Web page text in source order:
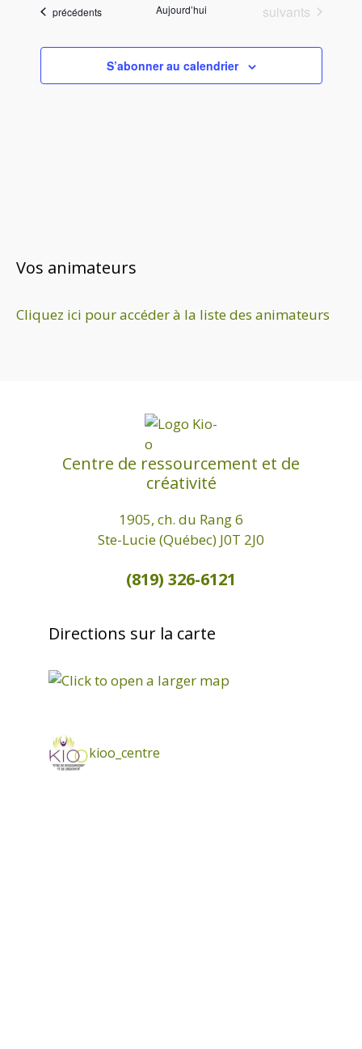
l
t
e
t
Évènements
précédents Aujourd’hui Évènements
suivants
S’abonner au calendrier
Vos animateurs
Cliquez ici pour accéder à la liste des animateurs
Centre de ressourcement et de
créativité
1905, ch. du Rang 6
Ste-Lucie (Québec) J0T 2J0
(819) 326-6121
Directions sur la carte
kioo_centre